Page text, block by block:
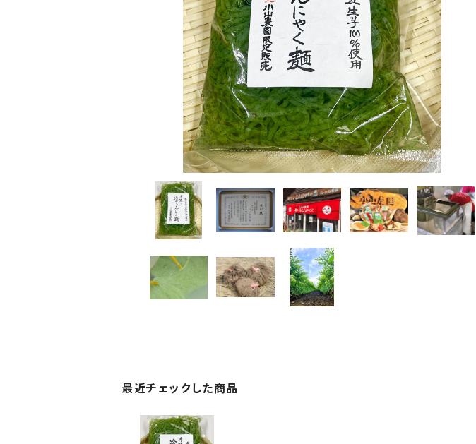
最近チェックした商品